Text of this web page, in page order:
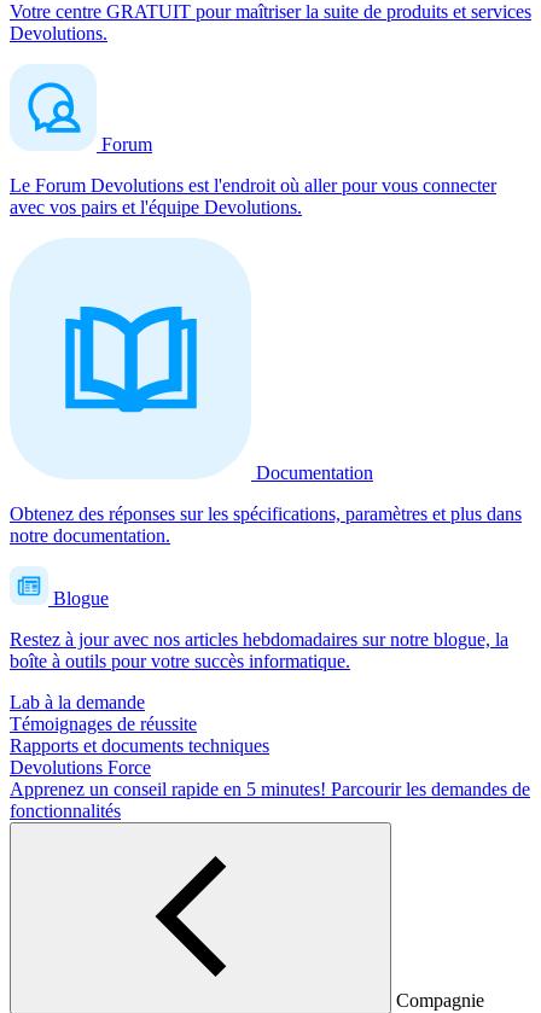
Votre centre GRATUIT pour maîtriser la suite de produits et services
Devolutions.
Forum
Le Forum Devolutions est l'endroit où aller pour vous connecter
avec vos pairs et l'équipe Devolutions.
Documentation
Obtenez des réponses sur les spécifications, paramètres et plus dans
notre documentation.
Blogue
Restez à jour avec nos articles hebdomadaires sur notre blogue, la
boîte à outils pour votre succès informatique.
Lab à la demande
Témoignages de réussite
Rapports et documents techniques
Devolutions Force
Apprenez un conseil rapide en 5 minutes! Parcourir les demandes de
fonctionnalités
Compagnie